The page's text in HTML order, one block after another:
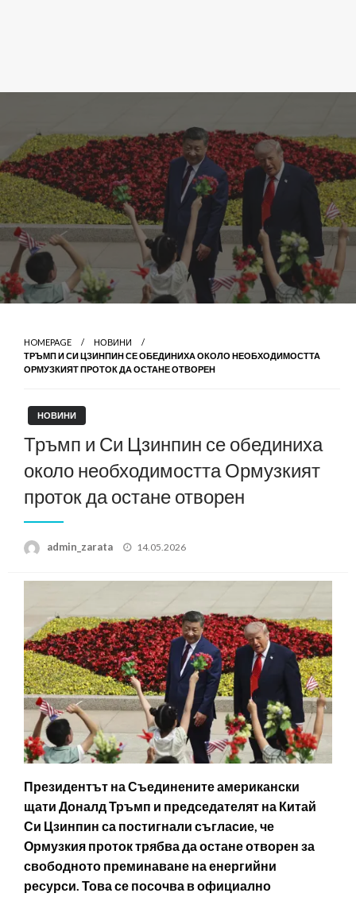
HOMEPAGE
НОВИНИ
ТРЪМП И СИ ЦЗИНПИН СЕ ОБЕДИНИХА ОКОЛО НЕОБХОДИМОСТТА
ОРМУЗКИЯТ ПРОТОК ДА ОСТАНЕ ОТВОРЕН
НОВИНИ
Тръмп и Си Цзинпин се обединиха
около необходимостта Ормузкият
проток да остане отворен
admin_zarata
Posted
14.05.2026
Президентът на Съединените американски
щати Доналд Тръмп и председателят на Китай
Си Цзинпин са постигнали съгласие, че
Ормузкия проток трябва да остане отворен за
свободното преминаване на енергийни
ресурси. Това се посочва в официално